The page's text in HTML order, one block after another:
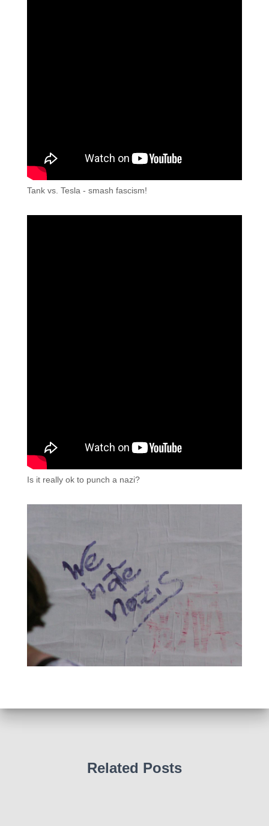
Tank vs. Tesla - smash fascism!
Is it really ok to punch a nazi?
Related Posts